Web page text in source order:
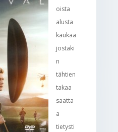
oista
alusta
kaukaa
jostaki
n
tähtien
takaa
saatta
a
tietysti